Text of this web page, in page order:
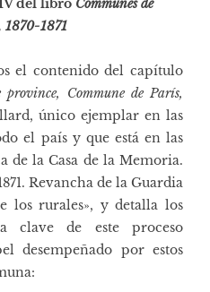
del libro Communes de
1870-1871
el contenido del capítulo
province, Commune de París,
único ejemplar en las
el país y que está en las
de la Casa de la Memoria.
Revancha de la Guardia
los rurales», y detalla los
clave de este proceso
desempeñado por estos